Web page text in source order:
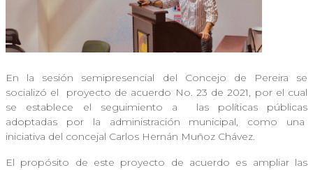
En la sesión semipresencial del Concejo de Pereira se
socializó el
proyecto de acuerdo No. 23 de 2021, por el cual
se establece el seguimiento a
las políticas públicas
adoptadas por la administración municipal, como una
iniciativa del concejal Carlos Hernán Muñoz Chávez.
El propósito de este proyecto de acuerdo es ampliar las